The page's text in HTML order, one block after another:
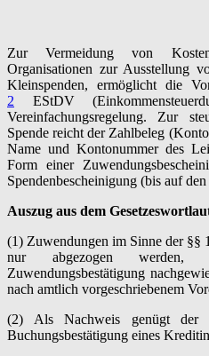
Zur Vermeidung von
Organisationen zur Ausstellung
Kleinspenden, ermöglicht die
2 EStDV
Vereinfachungsregelung. Zur
Spende reicht der Zahlbeleg
Name und Kontonummer des
Form einer
Spendenbescheinigung (bis auf
Auszug aus dem
(1) Zuwendungen im Sinne der §§
nur abgezogen
Zuwendungsbestätigung
nach amtlich vorgeschriebenem
(2) Als Nachweis genügt der
Buchungsbestätigung eines